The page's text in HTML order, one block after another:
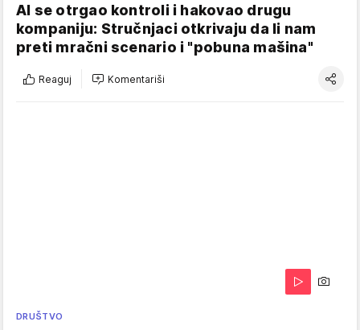
AI se otrgao kontroli i hakovao drugu
kompaniju: Stručnjaci otkrivaju da li nam
preti mračni scenario i "pobuna mašina"
Reaguj Komentariši
DRUŠTVO